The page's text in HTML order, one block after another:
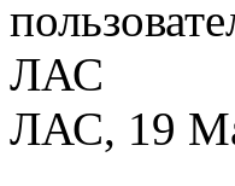
ЛАС, 19